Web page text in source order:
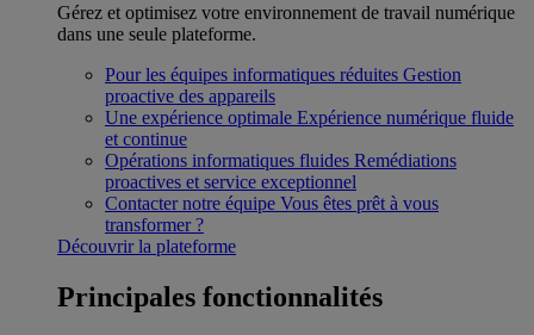
Gérez et optimisez votre environnement de travail numérique
dans une seule plateforme.
Pour les équipes informatiques réduites Gestion
proactive des appareils
Une expérience optimale Expérience numérique fluide
et continue
Opérations informatiques fluides Remédiations
proactives et service exceptionnel
Contacter notre équipe Vous êtes prêt à vous
transformer ?
Découvrir la plateforme
Principales fonctionnalités